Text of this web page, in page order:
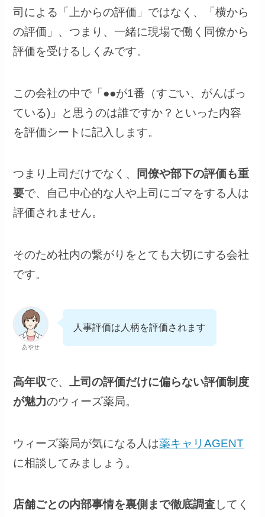
司による「上からの評価」ではなく、「横から
の評価」、つまり、一緒に現場で働く同僚から
評価を受けるしくみです。
この会社の中で「●●が1番（すごい、がんばっ
ている)」と思うのは誰ですか？といった内容
を評価シートに記入します。
つまり上司だけでなく、
同僚や部下の評価も重
要で、自己中心的な人や上司にゴマをする人は
評価されません。
そのため社内の繋がりをとても大切にする会社
です。
あやせ
人事評価は人柄を評価されます
高年収で、上司の評価だけに偏らない評価制度
が魅力のウィーズ薬局。
ウィーズ薬局が気になる人は薬キャリAGENT
に相談してみましょう。
店舗ごとの内部事情を裏側まで徹底調査してく